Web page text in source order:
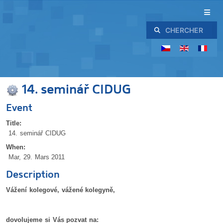
Rechercher
14. seminář CIDUG
Event
Title:
14. seminář CIDUG
When:
Mar, 29. Mars 2011
Description
Vážení kolegové, vážené kolegyně,
dovolujeme si Vás pozvat na: